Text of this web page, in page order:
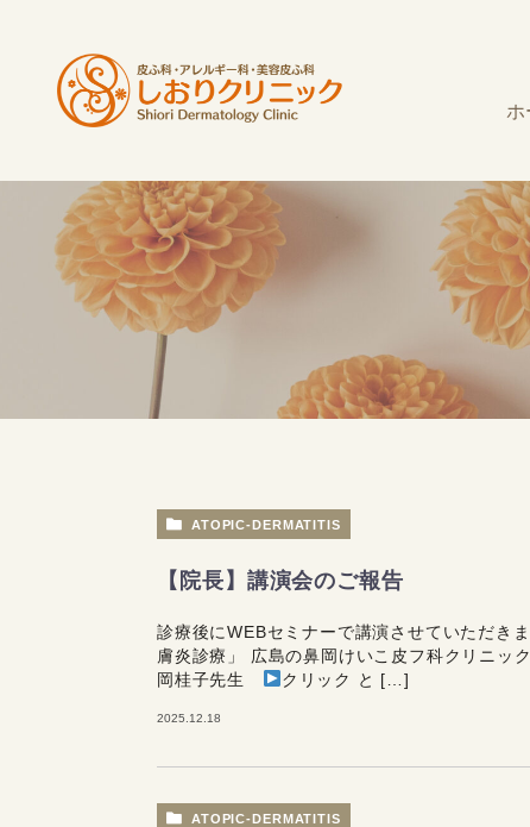
ホ
ATOPIC-DERMATITIS
【院長】講演会のご報告
診療後にWEBセミナーで講演させていただき
膚炎診療」 広島の鼻岡けいこ皮フ科クリニッ
岡桂子先生
クリック と […]
2025.12.18
ATOPIC-DERMATITIS